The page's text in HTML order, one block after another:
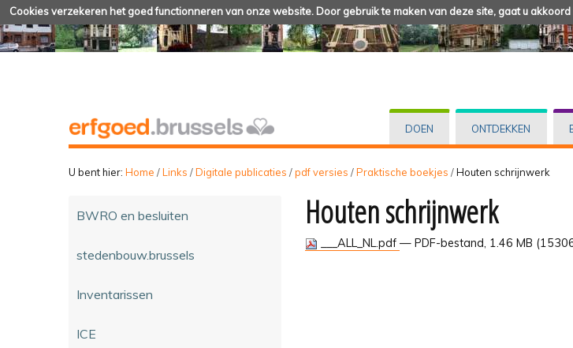
Cookies verzekeren het goed functionneren van onze website. Door gebruik te maken van deze site, gaat u
DOEN ONTDEKKEN
U bent hier: Home /Links /Digitale publicaties /pdf versies /Praktische boekjes /Houten schrijnwerk
BWRO en besluiten
stedenbouw.brussels
Inventarissen
ICE
Houten schrijnwerk
___ALL_NL.pdf — PDF-bestand, 1.46 MB